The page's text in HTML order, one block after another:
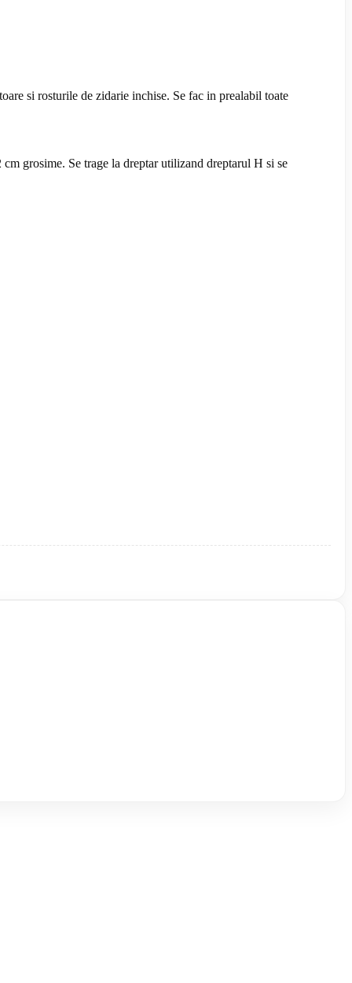
si rosturile de zidarie inchise. Se fac in prealabil toate
grosime. Se trage la dreptar utilizand dreptarul H si se